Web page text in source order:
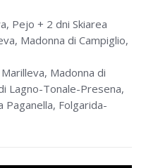
Pejo + 2 dni Skiarea
Madonna di Campiglio,
Madonna di
Lagno-Tonale-Presena,
Paganella, Folgarida-